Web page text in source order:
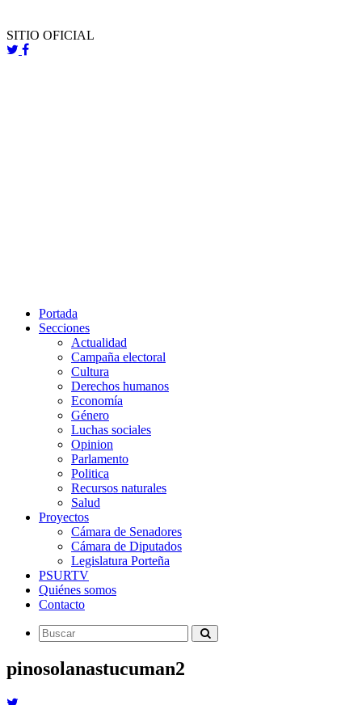
SITIO OFICIAL
Portada
Secciones
Actualidad
Campaña electoral
Cultura
Derechos humanos
Economía
Género
Luchas sociales
Opinion
Parlamento
Politica
Recursos naturales
Salud
Proyectos
Cámara de Senadores
Cámara de Diputados
Legislatura Porteña
PSURTV
Quiénes somos
Contacto
pinosolanastucuman2